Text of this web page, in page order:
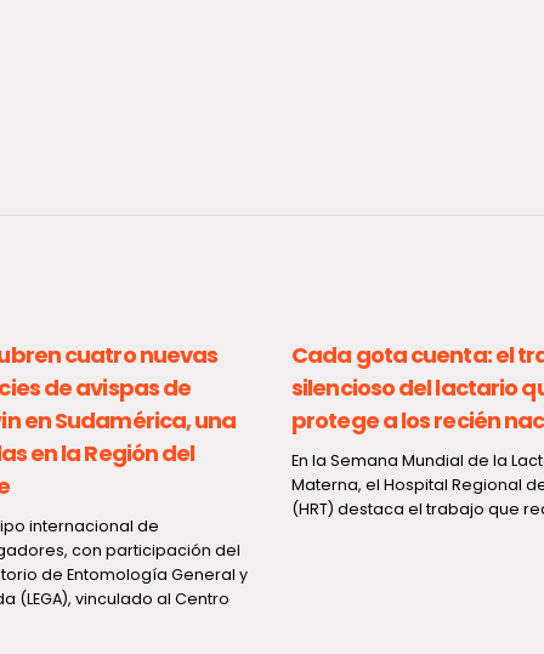
gota cuenta: el trabajo
del lactario que
a los recién nacidos
Mundial de la Lactancia
el Hospital Regional de Talca
Primer operativo
tras la agenda ACOT
656 detenidos y más
mil fiscalizaciones en
país